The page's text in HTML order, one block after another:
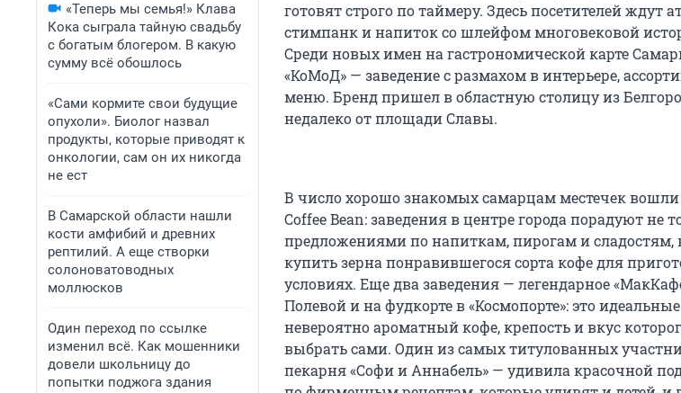
«Теперь мы семья!» Клава
Кока сыграла тайную свадьбу
с богатым блогером. В какую
сумму всё обошлось
«Сами кормите свои будущие
опухоли». Биолог назвал
продукты, которые приводят к
онкологии, сам он их никогда
не ест
В Самарской области нашли
кости амфибий и древних
рептилий. А еще створки
солоноватоводных
моллюсков
Один переход по ссылке
изменил всё. Как мошенники
довели школьницу до
попытки поджога здания
готовят строго по таймеру. Здесь посетителей ждут
стимпанк и напиток со шлейфом многовековой
Среди новых имен на гастрономической карте
«КоМоД» — заведение с размахом в интерьере,
меню. Бренд пришел в областную столицу из
недалеко от площади Славы.
В число хорошо знакомых самарцам местечек вошли
Coffee Bean: заведения в центре города порадуют не
предложениями по напиткам, пирогам и сладостям,
купить зерна понравившегося сорта кофе для
условиях. Еще два заведения — легендарное
Полевой и на фудкорте в «Космопорте»: это
невероятно ароматный кофе, крепость и вкус
выбрать сами. Один из самых титулованных
пекарня «Софи и Аннабель» — удивила красочной